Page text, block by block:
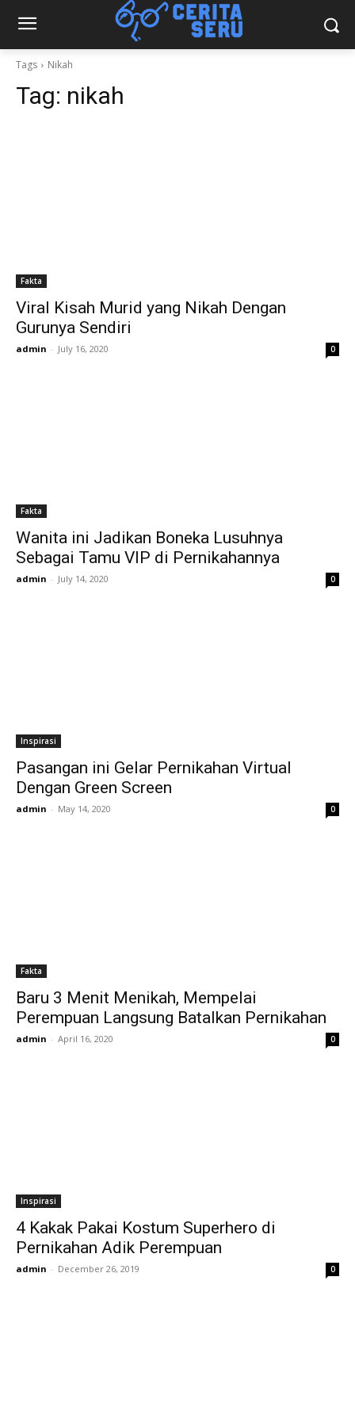
Tags Nikah
Tag: nikah
Fakta
Viral Kisah Murid yang Nikah Dengan
Gurunya Sendiri
admin - July 16, 2020 0
Fakta
Wanita ini Jadikan Boneka Lusuhnya
Sebagai Tamu VIP di Pernikahannya
admin - July 14, 2020 0
Inspirasi
Pasangan ini Gelar Pernikahan Virtual
Dengan Green Screen
admin - May 14, 2020 0
Fakta
Baru 3 Menit Menikah, Mempelai
Perempuan Langsung Batalkan Pernikahan
admin - April 16, 2020 0
Inspirasi
4 Kakak Pakai Kostum Superhero di
Pernikahan Adik Perempuan
admin - December 26, 2019 0